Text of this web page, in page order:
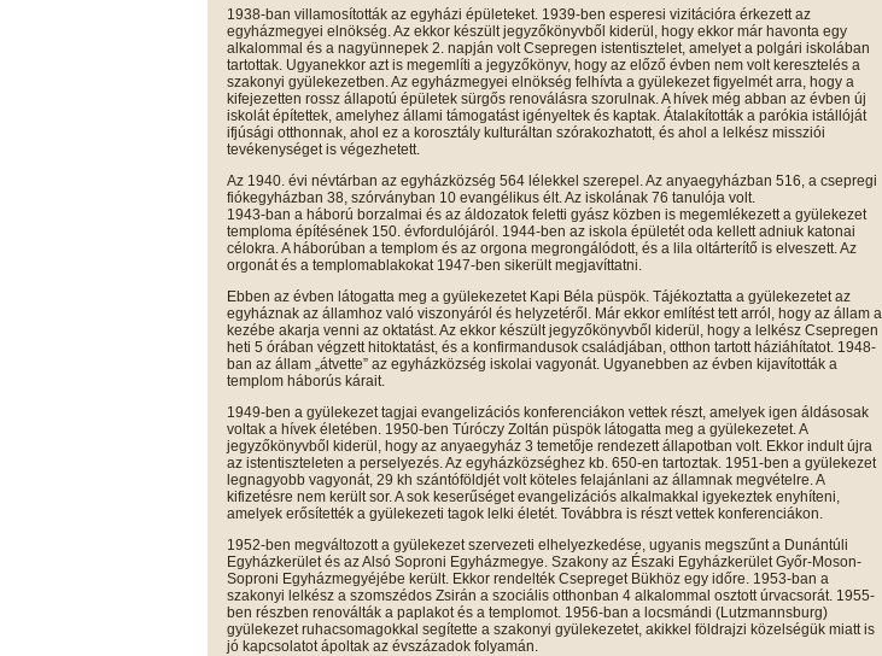
1938-ban villamosították az egyházi épületeket. 1939-ben esperesi vizitációra érkezett az
egyházmegyei elnökség. Az ekkor készült jegyzőkönyvből kiderül, hogy ekkor már havonta egy
alkalommal és a nagyünnepek 2. napján volt Csepregen istentisztelet, amelyet a polgári iskolában
tartottak. Ugyanekkor azt is megemlíti a jegyzőkönyv, hogy az előző évben nem volt keresztelés a
szakonyi gyülekezetben. Az egyházmegyei elnökség felhívta a gyülekezet figyelmét arra, hogy a
kifejezetten rossz állapotú épületek sürgős renoválásra szorulnak. A hívek még abban az évben új
iskolát építettek, amelyhez állami támogatást igényeltek és kaptak. Átalakították a parókia istállóját
ifjúsági otthonnak, ahol ez a korosztály kulturáltan szórakozhatott, és ahol a lelkész missziói
tevékenységet is végezhetett.
Az 1940. évi névtárban az egyházközség 564 lélekkel szerepel. Az anyaegyházban 516, a csepregi
fiókegyházban 38, szórványban 10 evangélikus élt. Az iskolának 76 tanulója volt.
1943-ban a háború borzalmai és az áldozatok feletti gyász közben is megemlékezett a gyülekezet
temploma építésének 150. évfordulójáról. 1944-ben az iskola épületét oda kellett adniuk katonai
célokra. A háborúban a templom és az orgona megrongálódott, és a lila oltárterítő is elveszett. Az
orgonát és a templomablakokat 1947-ben sikerült megjavíttatni.
Ebben az évben látogatta meg a gyülekezetet Kapi Béla püspök. Tájékoztatta a gyülekezetet az
egyháznak az államhoz való viszonyáról és helyzetéről. Már ekkor említést tett arról, hogy az állam a
kezébe akarja venni az oktatást. Az ekkor készült jegyzőkönyvből kiderül, hogy a lelkész Csepregen
heti 5 órában végzett hitoktatást, és a konfirmandusok családjában, otthon tartott háziáhítatot. 1948-
ban az állam „átvette” az egyházközség iskolai vagyonát. Ugyanebben az évben kijavították a
templom háborús kárait.
1949-ben a gyülekezet tagjai evangelizációs konferenciákon vettek részt, amelyek igen áldásosak
voltak a hívek életében. 1950-ben Túróczy Zoltán püspök látogatta meg a gyülekezetet. A
jegyzőkönyvből kiderül, hogy az anyaegyház 3 temetője rendezett állapotban volt. Ekkor indult újra
az istentiszteleten a perselyezés. Az egyházközséghez kb. 650-en tartoztak. 1951-ben a gyülekezet
legnagyobb vagyonát, 29 kh szántóföldjét volt köteles felajánlani az államnak megvételre. A
kifizetésre nem került sor. A sok keserűséget evangelizációs alkalmakkal igyekeztek enyhíteni,
amelyek erősítették a gyülekezeti tagok lelki életét. Továbbra is részt vettek konferenciákon.
1952-ben megváltozott a gyülekezet szervezeti elhelyezkedése, ugyanis megszűnt a Dunántúli
Egyházkerület és az Alsó Soproni Egyházmegye. Szakony az Északi Egyházkerület Győr-Moson-
Soproni Egyházmegyéjébe került. Ekkor rendelték Csepreget Bükhöz egy időre. 1953-ban a
szakonyi lelkész a szomszédos Zsirán a szociális otthonban 4 alkalommal osztott úrvacsorát. 1955-
ben részben renoválták a paplakot és a templomot. 1956-ban a locsmándi (Lutzmannsburg)
gyülekezet ruhacsomagokkal segítette a szakonyi gyülekezetet, akikkel földrajzi közelségük miatt is
jó kapcsolatot ápoltak az évszázadok folyamán.